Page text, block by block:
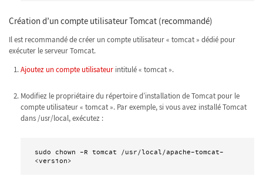
Création d’un compte utilisateur Tomcat (recommandé)
Il est recommandé de créer un compte utilisateur « tomcat » dédié pour
exécuter le serveur Tomcat.
Ajoutez un compte utilisateurintitulé « tomcat ».
Modifiez le propriétaire du répertoire d’installation de Tomcat pour le
compte utilisateur « tomcat ». Par exemple, si vous avez installé Tomcat
dans /usr/local, exécutez :
sudo chown -R tomcat /usr/local/apache-tomcat-
<version>